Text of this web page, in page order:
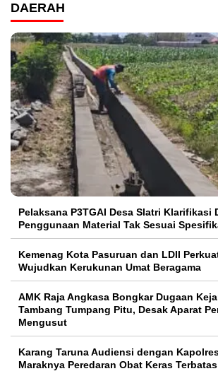
DAERAH
Pelaksana P3TGAI Desa Slatri Klarifikasi
Penggunaan Material Tak Sesuai
Kemenag Kota Pasuruan dan LDII
Wujudkan Kerukunan Umat Beragama
AMK Raja Angkasa Bongkar Dugaan
Tambang Tumpang Pitu, Desak Aparat
Mengusut
Karang Taruna Audiensi dengan
Maraknya Peredaran Obat Keras